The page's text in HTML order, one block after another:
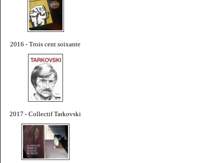
2016 - Trois cent soixante
2017 - Collectif Tarkovski